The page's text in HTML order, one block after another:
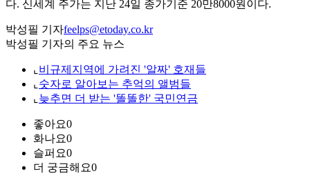
다. 신세계 주가는 지난 24일 종가기준 20만8000원이다.
박성필 기자feelps@etoday.co.kr
박성필 기자의 주요 뉴스
⌞ 비규제지역에 가려진 '알짜' 호재들
⌞ 숫자로 알아보는 추억의 앨범들
⌞ 늦추면 더 받는 '똘똘한' 국민연금
좋아요0
화나요0
슬퍼요0
더 궁금해요0